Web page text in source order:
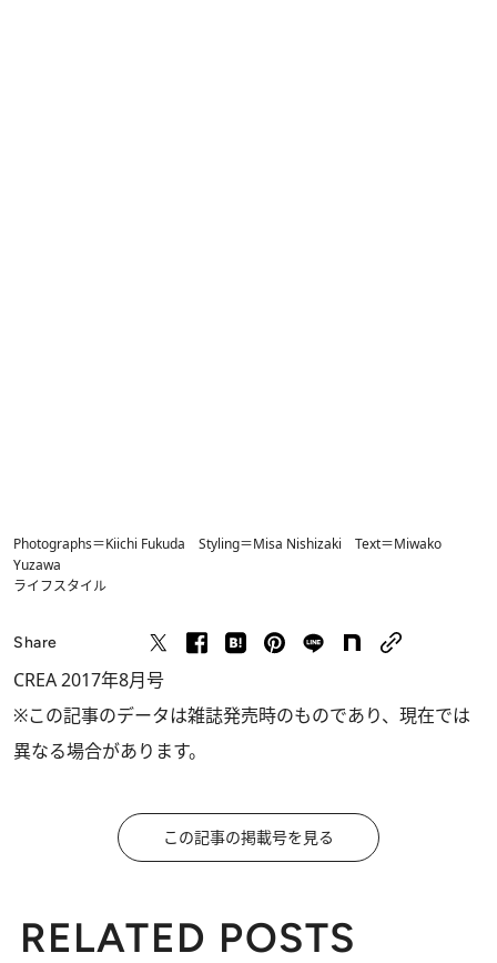
Photographs＝Kiichi Fukuda Styling＝Misa Nishizaki Text＝Miwako
Yuzawa
ライフスタイル
Share
CREA 2017年8月号
※この記事のデータは雑誌発売時のものであり、現在では
異なる場合があります。
この記事の掲載号を見る
RELATED POSTS